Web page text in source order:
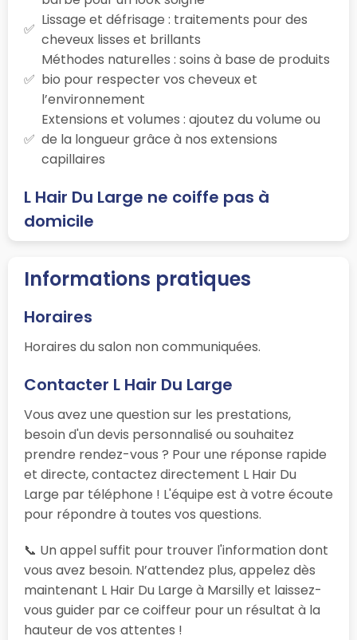
Lissage et défrisage : traitements pour des
cheveux lisses et brillants
Méthodes naturelles : soins à base de produits
bio pour respecter vos cheveux et
l’environnement
Extensions et volumes : ajoutez du volume ou
de la longueur grâce à nos extensions
capillaires
L Hair Du Large ne coiffe pas à
domicile
Informations pratiques
Horaires
Horaires du salon non communiquées.
Contacter L Hair Du Large
Vous avez une question sur les prestations,
besoin d'un devis personnalisé ou souhaitez
prendre rendez-vous ? Pour une réponse rapide
et directe, contactez directement L Hair Du
Large par téléphone ! L'équipe est à votre écoute
pour répondre à toutes vos questions.
📞 Un appel suffit pour trouver l'information dont
vous avez besoin. N’attendez plus, appelez dès
maintenant L Hair Du Large à Marsilly et laissez-
vous guider par ce coiffeur pour un résultat à la
hauteur de vos attentes !